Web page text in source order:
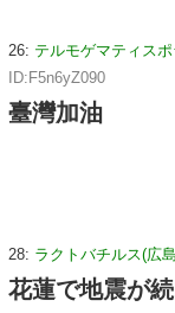
26: テルモゲマティス
ID:F5n6yZ090
臺灣加油
28: ラクトバチルス(広
花蓮で地震が